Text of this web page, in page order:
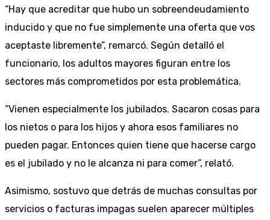
“Hay que acreditar que hubo un sobreendeudamiento
inducido y que no fue simplemente una oferta que vos
aceptaste libremente”, remarcó. Según detalló el
funcionario, los adultos mayores figuran entre los
sectores más comprometidos por esta problemática.
“Vienen especialmente los jubilados. Sacaron cosas para
los nietos o para los hijos y ahora esos familiares no
pueden pagar. Entonces quien tiene que hacerse cargo
es el jubilado y no le alcanza ni para comer”, relató.
Asimismo, sostuvo que detrás de muchas consultas por
servicios o facturas impagas suelen aparecer múltiples